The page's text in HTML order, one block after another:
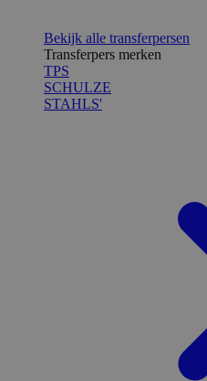
Bekijk alle transferpersen
Transferpers merken
TPS
SCHULZE
STAHLS'